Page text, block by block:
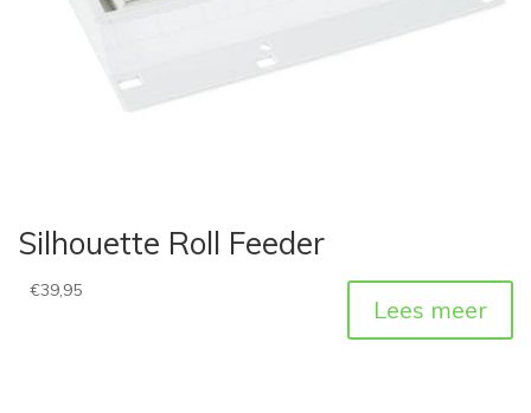
Silhouette Roll Feeder
€39,95
Lees meer